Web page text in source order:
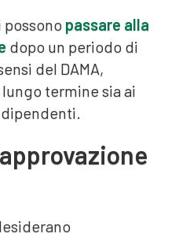
passare alla
dopo un periodo di
del DAMA,
termine sia ai